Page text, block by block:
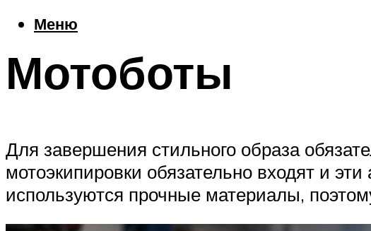
Меню
Мотоботы
Для завершения стильного образа
мотоэкипировки обязательно входят и
используются прочные материалы,